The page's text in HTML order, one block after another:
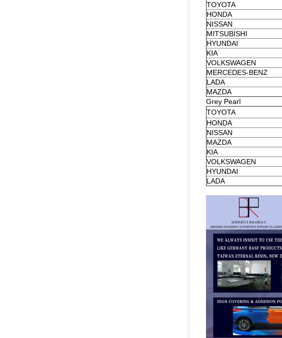
TOYOTA
HONDA
NISSAN
MITSUBISHI
HYUNDAI
KIA
VOLKSWAGEN
MERCEDES-BENZ
LADA
MAZDA
Grey Pearl
TOYOTA
HONDA
NISSAN
MAZDA
KIA
VOLKSWAGEN
HYUNDAI
LADA